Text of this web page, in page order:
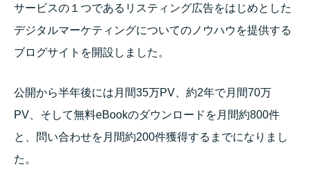
サービスの１つであるリスティング広告をはじめとした
デジタルマーケティングについてのノウハウを提供する
ブログサイトを開設しました。
公開から半年後には月間35万PV、約2年で月間70万
PV、そして無料eBookのダウンロードを月間約800件
と、問い合わせを月間約200件獲得するまでになりまし
た。